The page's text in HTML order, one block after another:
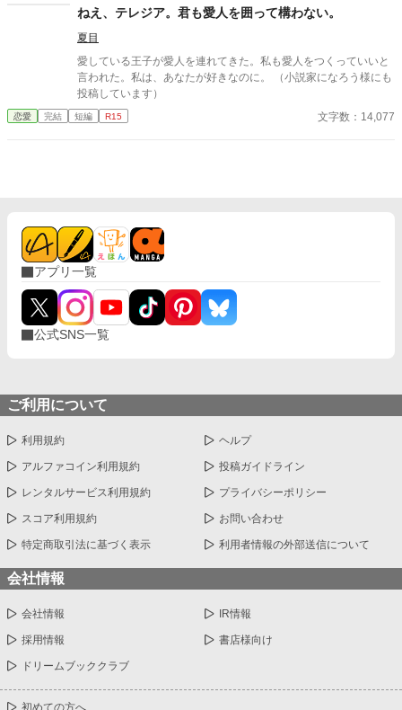
でくださいませ。本編15話で完結です。番外編を数話、気まぐれ
に投稿します。よろしくお願いいたします。 ※ありがたいことに
HOTランキング入りいたしました。たくさんの方の目に触れる機
会に感謝です。本編は終了しましたが、番外編も投稿予定ですの
で、気長にお付き合いくださると嬉しいです。たくさんのお気に
入り登録、しおり、エール、いいねをありがとうございます。R
話お届けいたします。楽しく活動させていただき、ありがとうご
ねえ、テレジア。君も愛人を囲って構わない。
夏目
愛している王子が愛人を連れてきた。私も愛人をつくっていいと
言われた。私は、あなたが好きなのに。 （小説家になろう様にも
投稿しています）
恋愛 完結 短編 R15 文字数：14,077
アプリ一覧
公式SNS一覧
ご利用について
利用規約 ヘルプ
アルファコイン利用規約 投稿ガイドライン
レンタルサービス利用規約 プライバシーポリシー
スコア利用規約 お問い合わせ
特定商取引法に基づく表示 利用者情報の外部送信について
会社情報
会社情報 IR情報
採用情報 書店様向け
ドリームブッククラブ
初めての方へ